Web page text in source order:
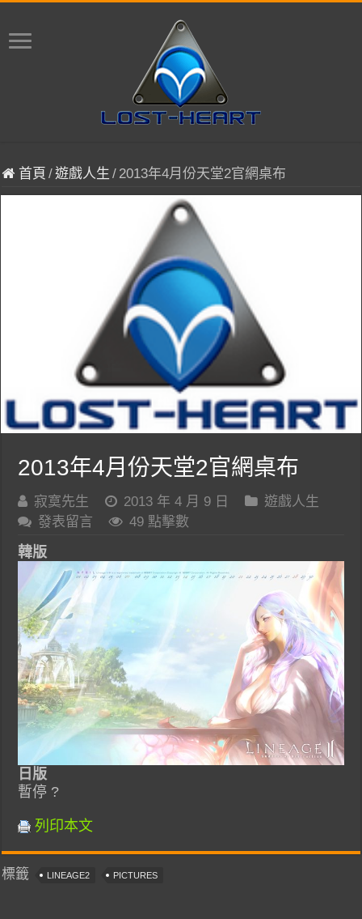
首頁 /遊戲人生 / 2013年4月份天堂2官網桌布
2013年4月份天堂2官網桌布
寂寞先生 2013 年 4 月 9 日
遊戲人生
發表留言
49 點擊數
韓版
日版
暫停 ?
列印本文
標籤 LINEAGE2 PICTURES